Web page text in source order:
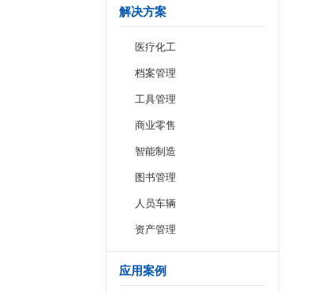
解决方案
医疗化工
档案管理
工具管理
商业零售
智能制造
图书管理
人员车辆
资产管理
应用案例